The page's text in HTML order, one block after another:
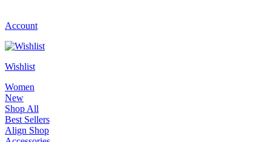
Account
Wishlist
Women
New
Shop All
Best Sellers
Align Shop